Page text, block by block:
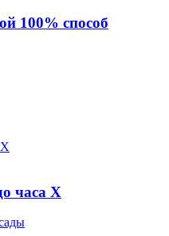
100% способ
Х
часа Х